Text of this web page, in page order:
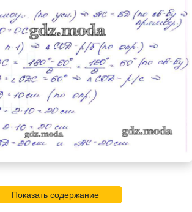
Показать содержание